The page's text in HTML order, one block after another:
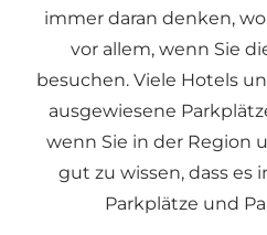
immer daran denken,
vor allem, wenn Sie
besuchen. Viele Hotels
ausgewiesene
wenn Sie in der Region
gut zu wissen, dass es
Parkplätze und